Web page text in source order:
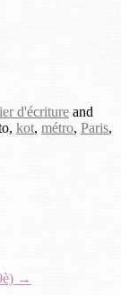
d'écriture and
kot, métro, Paris,
→